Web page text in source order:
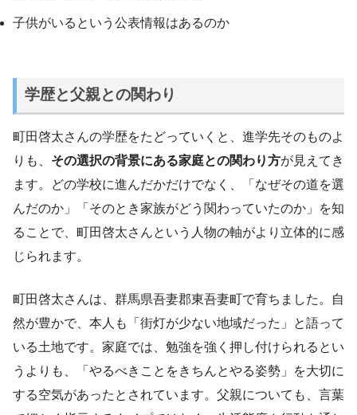
子供がいるという公表情報はあるのか
学歴と父親との関わり
町田啓太さんの学歴をたどっていくと、進学先そのものよ
りも、 その選択の背景にある家庭との関わり方が見えてき
ます。どの学校に進んだかだけでなく、「なぜその道を選
んだのか」「そのとき家族がどう関わっていたのか」を知
ることで、町田啓太さんという人物の軸がより立体的に感
じられます。
町田啓太さんは、群馬県吾妻郡東吾妻町で育ちました。自
然が豊かで、本人も「街灯が少ない地域だった」と語って
いる土地です。家庭では、勉強を強く押し付けられるとい
うよりも、「やるべきことをきちんとやる姿勢」を大切に
する空気があったとされています。父親についても、言葉